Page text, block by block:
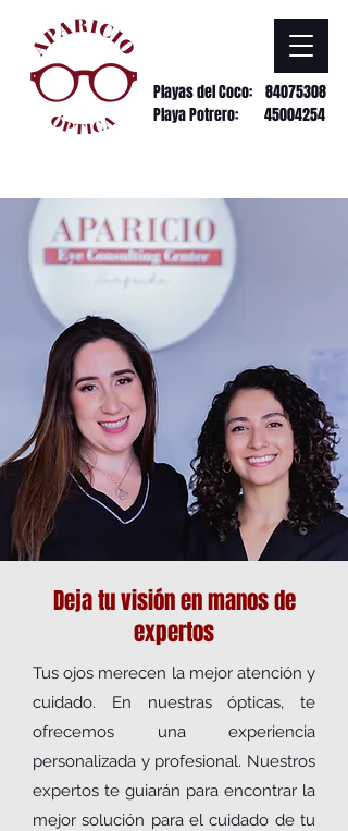
Playas del Coco: 84075308
Playa Potrero: 45004254
Deja tu visión en manos de
expertos
Tus ojos merecen la mejor atención y
cuidado. En nuestras ópticas, te
ofrecemos una experiencia
personalizada y profesional. Nuestros
expertos te guiarán para encontrar la
mejor solución para el cuidado de tu